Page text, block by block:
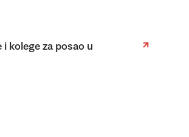
kolege za posao u